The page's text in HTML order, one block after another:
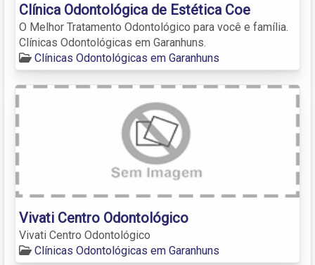
Clínica Odontológica de Estética Coe
O Melhor Tratamento Odontológico para você e família.
Clínicas Odontológicas em Garanhuns.
Clínicas Odontológicas em Garanhuns
Vivati Centro Odontológico
Vivati Centro Odontológico
Clínicas Odontológicas em Garanhuns